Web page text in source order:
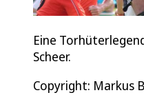
Eine
Scheer.
Copyright: Markus